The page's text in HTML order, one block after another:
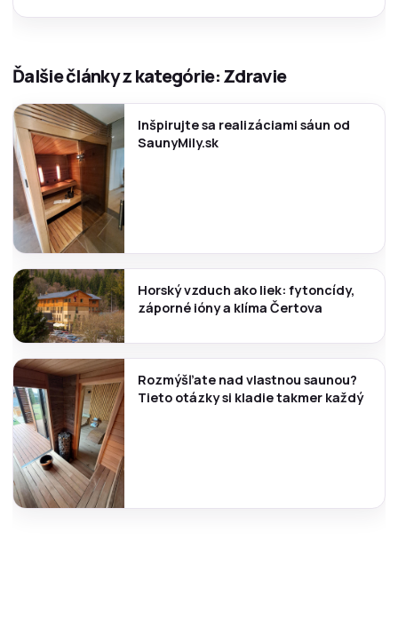
Ďalšie články z kategórie: Zdravie
Inšpirujte sa realizáciami sáun od
SaunyMily.sk
Horský vzduch ako liek: fytoncídy,
záporné ióny a klíma Čertova
Rozmýšľate nad vlastnou saunou?
Tieto otázky si kladie takmer každý